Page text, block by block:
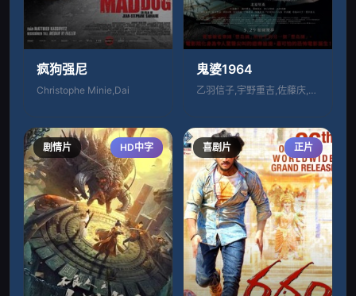
疯狗强尼
Christophe Minie,Dai
鬼婆1964
乙羽信子,宇野重吉,佐藤庆,吉村实子,殿
剧情片 HD中字 喜剧片 正片